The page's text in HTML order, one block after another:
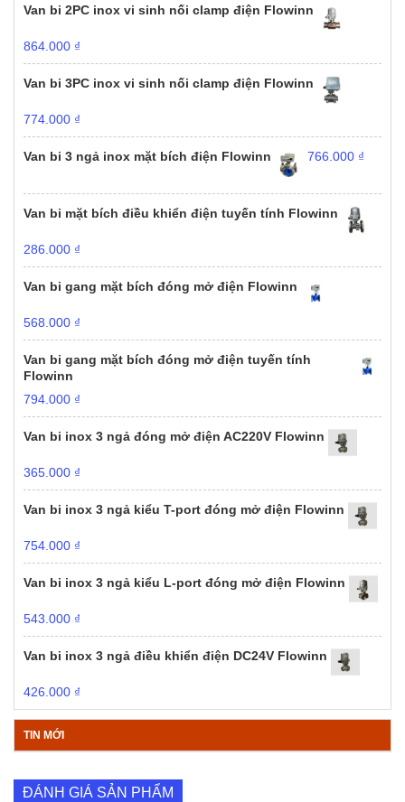
Van bi 2PC inox vi sinh nối clamp điện Flowinn
864.000 ₫
Van bi 3PC inox vi sinh nối clamp điện Flowinn
774.000 ₫
Van bi 3 ngả inox mặt bích điện Flowinn 766.000 ₫
Van bi mặt bích điều khiển điện tuyến tính Flowinn
286.000 ₫
Van bi gang mặt bích đóng mở điện Flowinn
568.000 ₫
Van bi gang mặt bích đóng mở điện tuyến tính
Flowinn
794.000 ₫
Van bi inox 3 ngả đóng mở điện AC220V Flowinn
365.000 ₫
Van bi inox 3 ngả kiểu T-port đóng mở điện Flowinn
754.000 ₫
Van bi inox 3 ngả kiểu L-port đóng mở điện Flowinn
543.000 ₫
Van bi inox 3 ngả điều khiển điện DC24V Flowinn
426.000 ₫
TIN MỚI
ĐÁNH GIÁ SẢN PHẨM